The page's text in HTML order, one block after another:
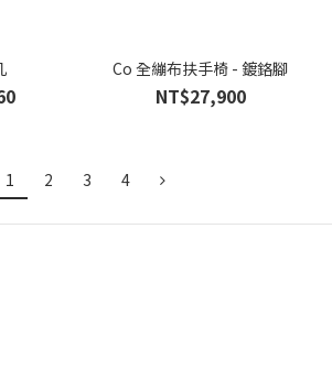
Co 全繃布扶手椅 - 鍍鉻腳
NT$27,900
1 2 3 4